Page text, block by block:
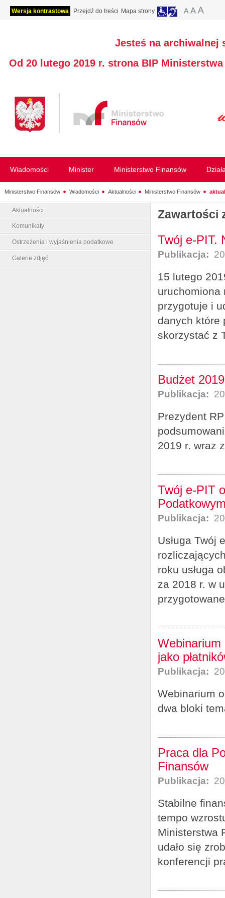
Wersja kontrastowa Przejdź do treści Mapa strony
Jesteś na archiwalnej
Od 20 lutego 2019 r. strona BIP
Wiadomości Minister Ministerstwo Finansów
Ministerstwo Finansów Wiadomości Aktualności Ministerstwo Finansów
Aktualności
Komunikaty
Ostrzeżenia i wyjaśnienia podatkowe
Galerie zdjęć
Zawartości
Twój e-PIT.
Publikacja:
15 lutego
uruchomiona
przygotuje i
danych które
skorzystać z
Budżet
Publikacja:
Prezydent
2019 r. wraz
Twój e-PIT
Publikacja:
Usługa Twój
roku usługa
za 2018 r. w
Webinarium
jako
Publikacja:
Webinarium
dwa bloki
Praca dla
Finansów
Publikacja:
Stabilne
tempo
Ministerstwa
udało się
konferencji